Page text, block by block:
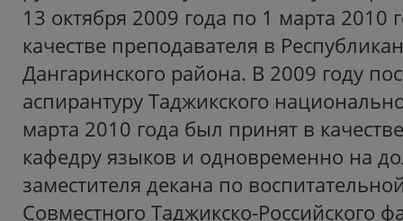
13 октября 2009 года по 1 марта 2010
качестве преподавателя в
Дангаринского района. В 2009 году
аспирантуру Таджикского
марта 2010 года был принят в
кафедру языков и одновременно на
заместителя декана по
Совместного Таджикско-Российского